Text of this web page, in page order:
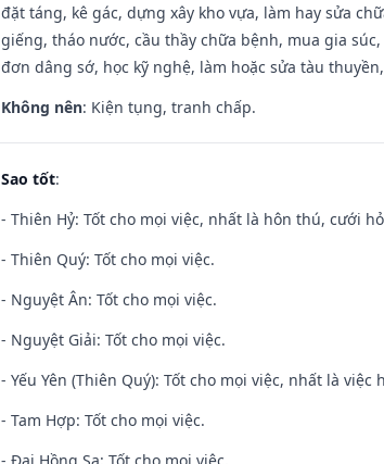
đặt táng, kê gác, dựng xây kho vựa, làm hay sửa
giếng, tháo nước, cầu thầy chữa bệnh, mua gia
đơn dâng sớ, học kỹ nghệ, làm hoặc sửa tàu
Không nên: Kiện tụng, tranh chấp.
Sao tốt:
- Thiên Hỷ: Tốt cho mọi việc, nhất là hôn thú, cưới
- Thiên Quý: Tốt cho mọi việc.
- Nguyệt Ân: Tốt cho mọi việc.
- Nguyệt Giải: Tốt cho mọi việc.
- Yếu Yên (Thiên Quý): Tốt cho mọi việc, nhất là
- Tam Hợp: Tốt cho mọi việc.